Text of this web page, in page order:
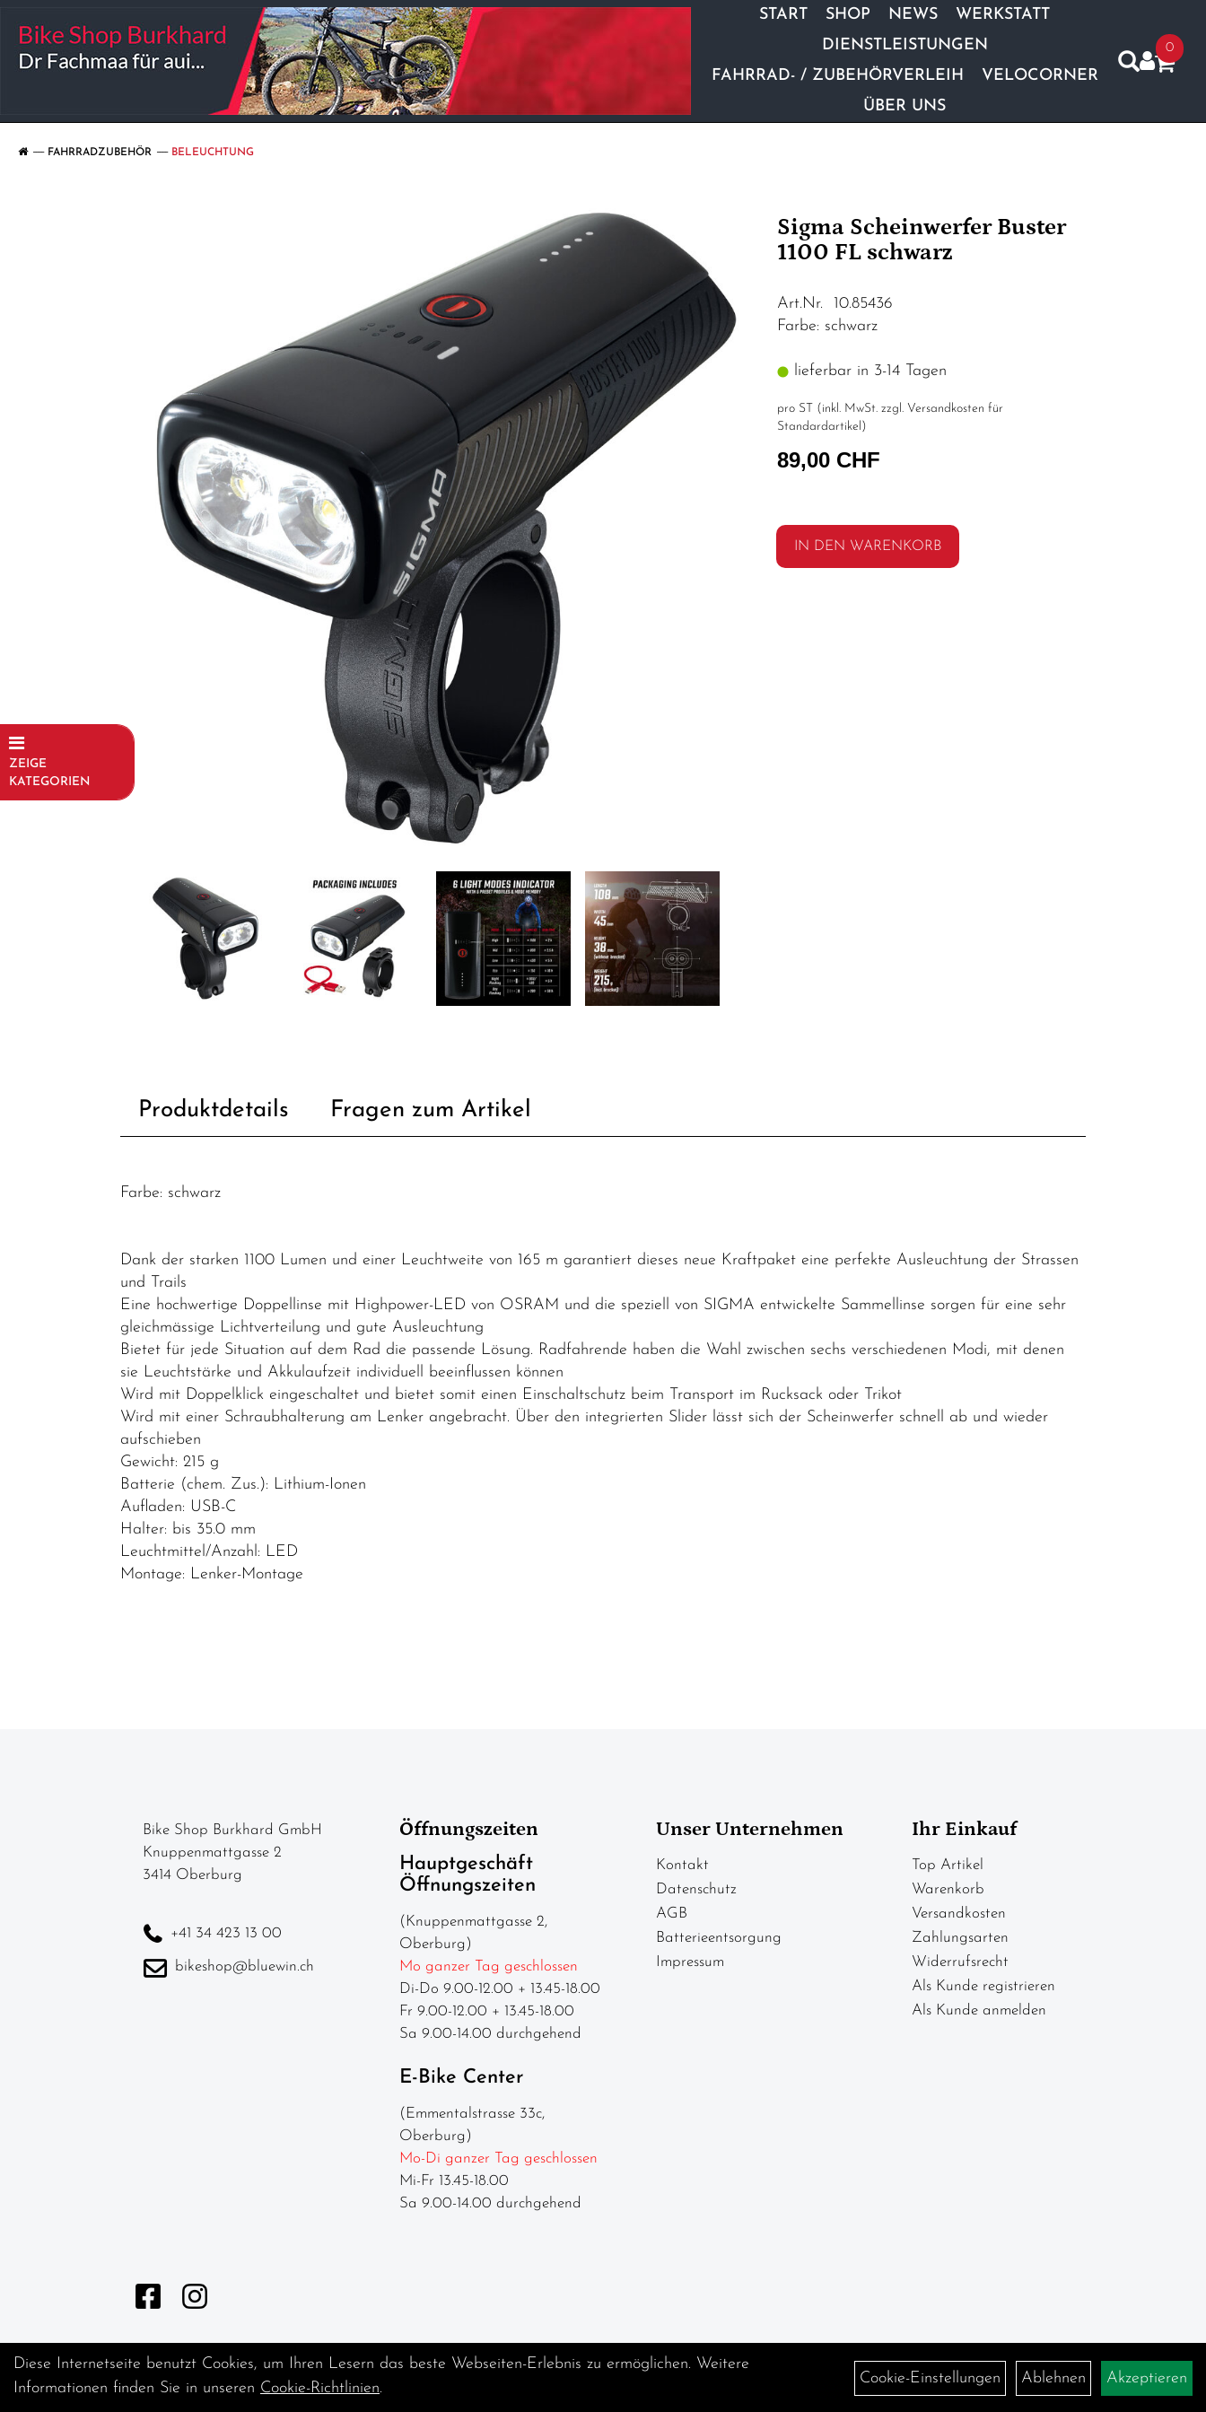
START SHOP NEWS
WERKSTATT
DIENSTLEISTUNGEN
FAHRRAD- / ZUBEHÖRVERLEIH
VELOCORNER
ÜBER UNS
0
FAHRRADZUBEHÖR BELEUCHTUNG
ZEIGE
KATEGORIEN
Fahrradanhänger
Korb/Packtaschen
Sigma Scheinwerfer Buster
1100 FL schwarz
Art.Nr. 10.85436
Farbe: schwarz
lieferbar in 3-14 Tagen
pro ST (inkl. MwSt. zzgl. Versandkosten für
Standardartikel )
89,00 CHF
IN DEN WARENKORB
Produktdetails Fragen zum Artikel
Farbe: schwarz
Dank der starken 1100 Lumen und einer Leuchtweite von 165 m garantiert dieses neue Kraftpaket eine perfekte Ausleuchtung der Strassen
und Trails
Eine hochwertige Doppellinse mit Highpower-LED von OSRAM und die speziell von SIGMA entwickelte Sammellinse sorgen für eine sehr
gleichmässige Lichtverteilung und gute Ausleuchtung
Bietet für jede Situation auf dem Rad die passende Lösung. Radfahrende haben die Wahl zwischen sechs verschiedenen Modi, mit denen
sie Leuchtstärke und Akkulaufzeit individuell beeinflussen können
Wird mit Doppelklick eingeschaltet und bietet somit einen Einschaltschutz beim Transport im Rucksack oder Trikot
Wird mit einer Schraubhalterung am Lenker angebracht. Über den integrierten Slider lässt sich der Scheinwerfer schnell ab und wieder
aufschieben
Gewicht: 215 g
Batterie (chem. Zus.): Lithium-Ionen
Aufladen: USB-C
Halter: bis 35.0 mm
Leuchtmittel/Anzahl: LED
Montage: Lenker-Montage
Bike Shop Burkhard GmbH
Knuppenmattgasse 2
3414 Oberburg
+41 34 423 13 00
bikeshop@bluewin.ch
Öffnungszeiten
Hauptgeschäft
Öffnungszeiten
(Knuppenmattgasse 2,
Oberburg)
Mo ganzer Tag geschlossen
Di-Do 9.00-12.00 + 13.45-18.00
Fr 9.00-12.00 + 13.45-18.00
Sa 9.00-14.00 durchgehend
E-Bike Center
(Emmentalstrasse 33c,
Oberburg)
Mo-Di ganzer Tag geschlossen
Mi-Fr 13.45-18.00
Sa 9.00-14.00 durchgehend
Unser Unternehmen
Kontakt
Datenschutz
AGB
Batterieentsorgung
Impressum
Ihr Einkauf
Top Artikel
Warenkorb
Versandkosten
Zahlungsarten
Widerrufsrecht
Als Kunde registrieren
Als Kunde anmelden
Diese Internetseite benutzt Cookies, um Ihren Lesern das beste Webseiten-Erlebnis zu ermöglichen. Weitere
Informationen finden Sie in unseren Cookie-Richtlinien.
Cookie-Einstellungen Ablehnen Akzeptieren